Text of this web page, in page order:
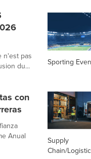
n'est pas
du...
con
Anual
Sporting
Supply
Chain/